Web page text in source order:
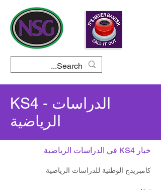
KS4 - الدراسات
الرياضية
خيار KS4 في الدراسات الرياضية
كامبريدج الوطنية للدراسات الرياضية